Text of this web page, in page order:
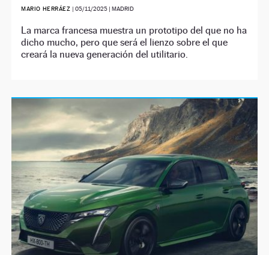
MARIO HERRÁEZ |05/11/2025 | MADRID
La marca francesa muestra un prototipo del que no ha
dicho mucho, pero que será el lienzo sobre el que
creará la nueva generación del utilitario.